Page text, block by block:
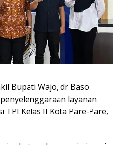
Bupati Wajo, dr Baso
layanan
TPI Kelas II Kota Pare-Pare,